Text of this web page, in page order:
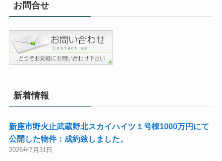
お問合せ
新着情報
新座市野火止武蔵野北スカイハイツ１号棟1000万円にて
公開した物件：成約致しました。
2026年7月31日